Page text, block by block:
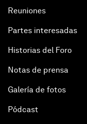
Reuniones
Partes interesadas
Historias del Foro
Notas de prensa
Galería de fotos
Pódcast